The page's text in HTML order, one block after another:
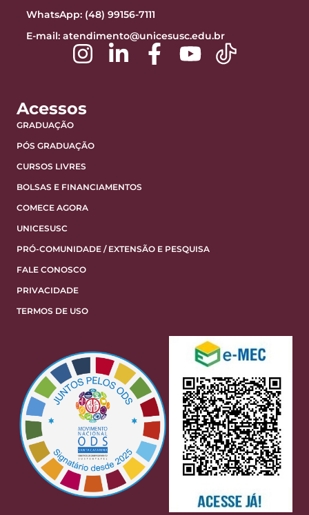
WhatsApp: (48) 99156-7111
E-mail: atendimento@unicesusc.edu.br
Acessos
GRADUAÇÃO
PÓS GRADUAÇÃO
CURSOS LIVRES
BOLSAS E FINANCIAMENTOS
COMECE AGORA
UNICESUSC
PRÓ-COMUNIDADE / EXTENSÃO E PESQUISA
FALE CONOSCO
PRIVACIDADE
TERMOS DE USO